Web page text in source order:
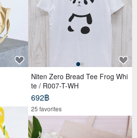
Niten Zero Bread Tee Frog Whi
te / R007-T-WH
692฿
25 favorites